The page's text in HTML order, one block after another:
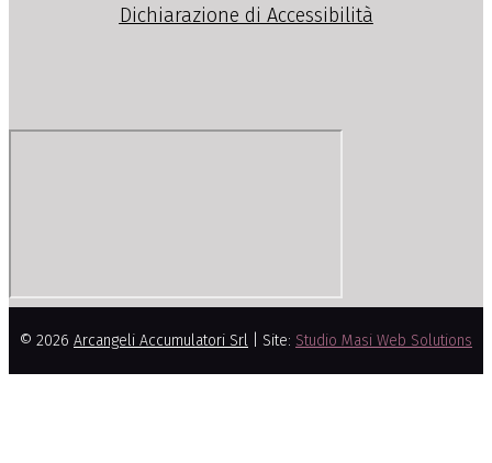
Dichiarazione di Accessibilità
© 2026 Arcangeli Accumulatori Srl | Site: Studio Masi Web Solutions